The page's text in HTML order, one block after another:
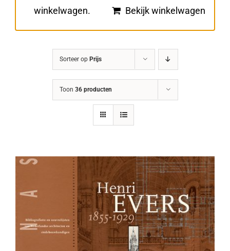
winkelwagen.
Bekijk winkelwagen
Sorteer op Prijs
Toon 36 producten